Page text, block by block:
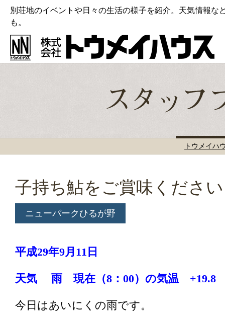
別荘地のイベントや日々の生活の様子を紹介。天気情報な
も。
トウメイハ
子持ち鮎をご賞味ください
ニューパークひるが野
平成29年9月11 日
天気 雨 現在（8：00）の気温 +19.8
今日はあいにくの雨です。